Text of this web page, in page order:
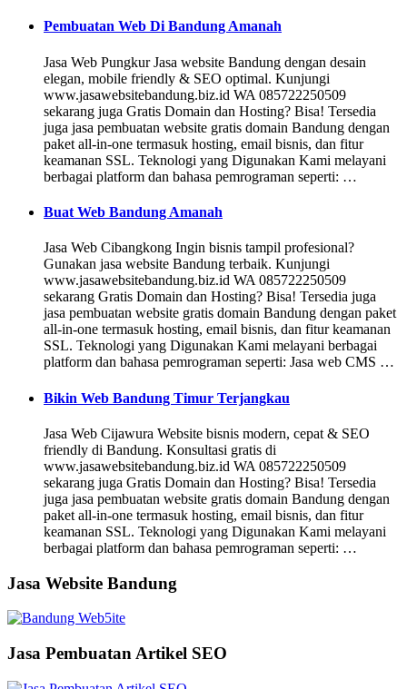
Pembuatan Web Di Bandung Amanah
Jasa Web Pungkur Jasa website Bandung dengan desain
elegan, mobile friendly & SEO optimal. Kunjungi
www.jasawebsitebandung.biz.id WA 085722250509
sekarang juga Gratis Domain dan Hosting? Bisa! Tersedia
juga jasa pembuatan website gratis domain Bandung dengan
paket all-in-one termasuk hosting, email bisnis, dan fitur
keamanan SSL. Teknologi yang Digunakan Kami melayani
berbagai platform dan bahasa pemrograman seperti: …
Buat Web Bandung Amanah
Jasa Web Cibangkong Ingin bisnis tampil profesional?
Gunakan jasa website Bandung terbaik. Kunjungi
www.jasawebsitebandung.biz.id WA 085722250509
sekarang Gratis Domain dan Hosting? Bisa! Tersedia juga
jasa pembuatan website gratis domain Bandung dengan paket
all-in-one termasuk hosting, email bisnis, dan fitur keamanan
SSL. Teknologi yang Digunakan Kami melayani berbagai
platform dan bahasa pemrograman seperti: Jasa web CMS …
Bikin Web Bandung Timur Terjangkau
Jasa Web Cijawura Website bisnis modern, cepat & SEO
friendly di Bandung. Konsultasi gratis di
www.jasawebsitebandung.biz.id WA 085722250509
sekarang juga Gratis Domain dan Hosting? Bisa! Tersedia
juga jasa pembuatan website gratis domain Bandung dengan
paket all-in-one termasuk hosting, email bisnis, dan fitur
keamanan SSL. Teknologi yang Digunakan Kami melayani
berbagai platform dan bahasa pemrograman seperti: …
Jasa Website Bandung
Jasa Pembuatan Artikel SEO